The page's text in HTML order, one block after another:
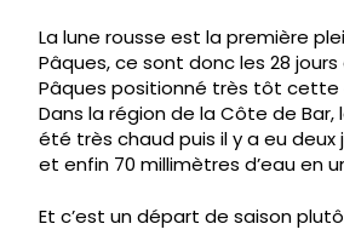
La lune rousse est la première
Pâques, ce sont donc les 28
Pâques positionné très tôt cette
Dans la région de la Côte de
été très chaud puis il y a eu deux
et enfin 70 millimètres d’eau en
Et c’est un départ de saison